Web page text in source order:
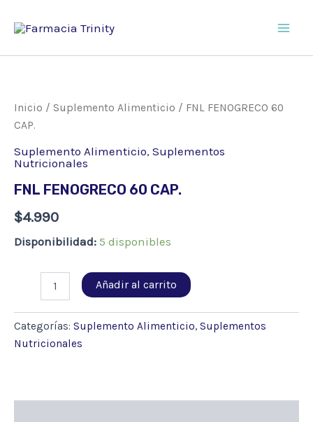
Inicio / Suplemento Alimenticio / FNL FENOGRECO 60
CAP.
Suplemento Alimenticio, Suplementos
Nutricionales
FNL FENOGRECO 60 CAP.
$4.990
Disponibilidad: 5 disponibles
FENOGRECO
CAP.
cantidad
Añadir al carrito
Categorías: Suplemento Alimenticio, Suplementos
Nutricionales